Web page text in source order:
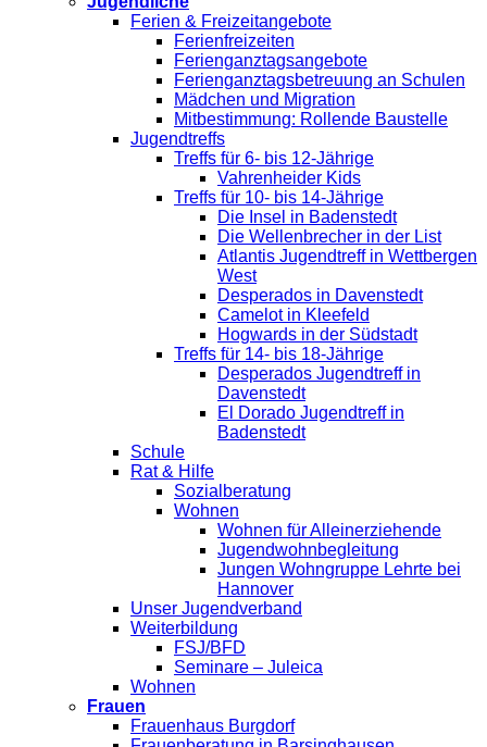
Ferien & Freizeitangebote
Ferienfreizeiten
Ferienganztagsangebote
Ferienganztagsbetreuung an Schulen
Mädchen und Migration
Mitbestimmung: Rollende Baustelle
Jugendtreffs
Treffs für 6- bis 12-Jährige
Vahrenheider Kids
Treffs für 10- bis 14-Jährige
Die Insel in Badenstedt
Die Wellenbrecher in der List
Atlantis Jugendtreff in Wettbergen
West
Desperados in Davenstedt
Camelot in Kleefeld
Hogwards in der Südstadt
Treffs für 14- bis 18-Jährige
Desperados Jugendtreff in
Davenstedt
El Dorado Jugendtreff in
Badenstedt
Schule
Rat & Hilfe
Sozialberatung
Wohnen
Wohnen für Alleinerziehende
Jugendwohnbegleitung
Jungen Wohngruppe Lehrte bei
Hannover
Unser Jugendverband
Weiterbildung
FSJ/BFD
Seminare – Juleica
Wohnen
Frauen
Frauenhaus Burgdorf